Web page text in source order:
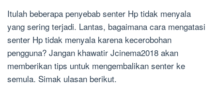
Itulah beberapa penyebab senter Hp tidak menyala
yang sering terjadi. Lantas, bagaimana cara mengatasi
senter Hp tidak menyala karena kecerobohan
pengguna? Jangan khawatir Jcinema2018 akan
memberikan tips untuk mengembalikan senter ke
semula. Simak ulasan berikut.